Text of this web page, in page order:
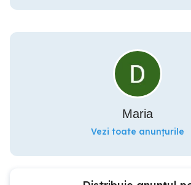
Maria
Vezi toate anunțurile